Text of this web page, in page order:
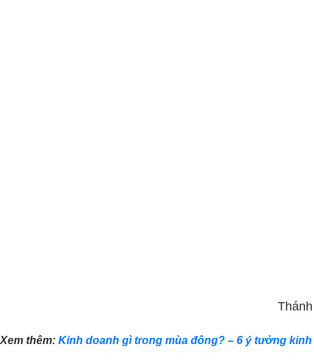
Xem thêm: Kinh doanh gì trong mùa đông? – 6 ý tưởng